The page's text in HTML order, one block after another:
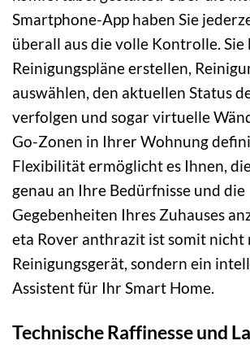
Smartphone-App haben Sie
überall aus die volle Kontrolle. Sie
Reinigungspläne erstellen,
auswählen, den aktuellen Status
verfolgen und sogar virtuelle
Go-Zonen in Ihrer Wohnung
Flexibilität ermöglicht es Ihnen,
genau an Ihre Bedürfnisse und die
Gegebenheiten Ihres Zuhauses
eta Rover anthrazit ist somit nicht
Reinigungsgerät, sondern ein
Assistent für Ihr Smart Home.
Technische Raffinesse und